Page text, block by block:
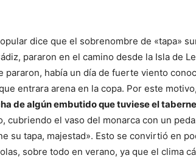
dice que el sobrenombre de «tapa»
pararon en el camino desde la Isla de
pararon, había un día de fuerte viento
entrara arena en la copa. Por este
de algún embutido que tuviese el
cubriendo el vaso del monarca con un
su tapa, majestad». Esto se convirtió en
sobre todo en verano, ya que el clima